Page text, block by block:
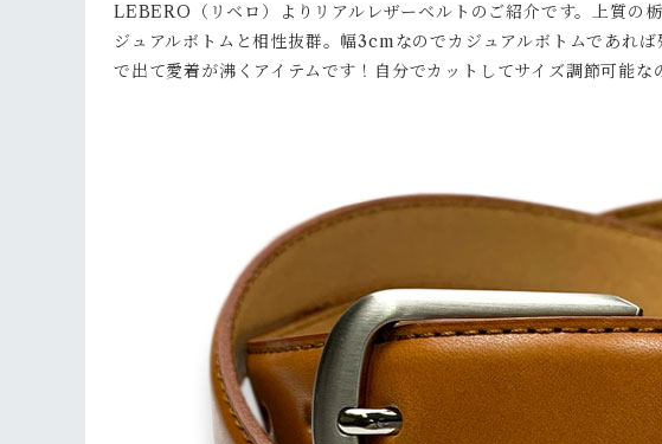
LEBERO（リベロ）よりリアルレザーベルトのご紹介です。上質の
ジュアルボトムと相性抜群。幅3cmなのでカジュアルボトムであれ
で出て愛着が沸くアイテムです！自分でカットしてサイズ調節可能